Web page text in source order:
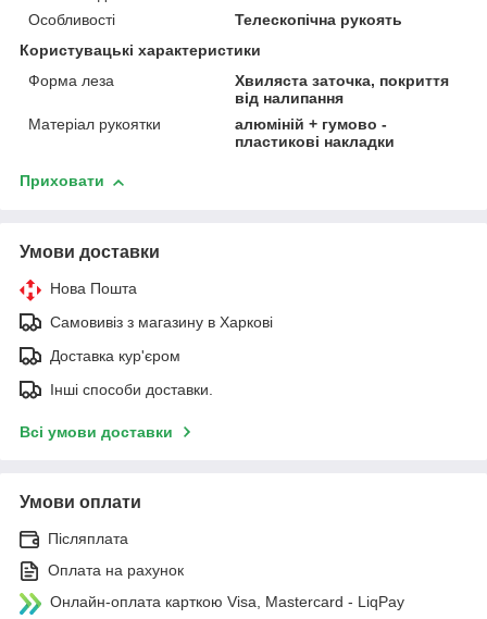
Особливості
Телескопічна рукоять
Користувацькі характеристики
Форма леза
Хвиляста заточка, покриття
від налипання
Матеріал рукоятки
алюміній + гумово -
пластикові накладки
Приховати
Умови доставки
Нова Пошта
Самовивіз з магазину в Харкові
Доставка кур'єром
Інші способи доставки.
Всі умови доставки
Умови оплати
Післяплата
Оплата на рахунок
Онлайн-оплата карткою Visa, Mastercard - LiqPay